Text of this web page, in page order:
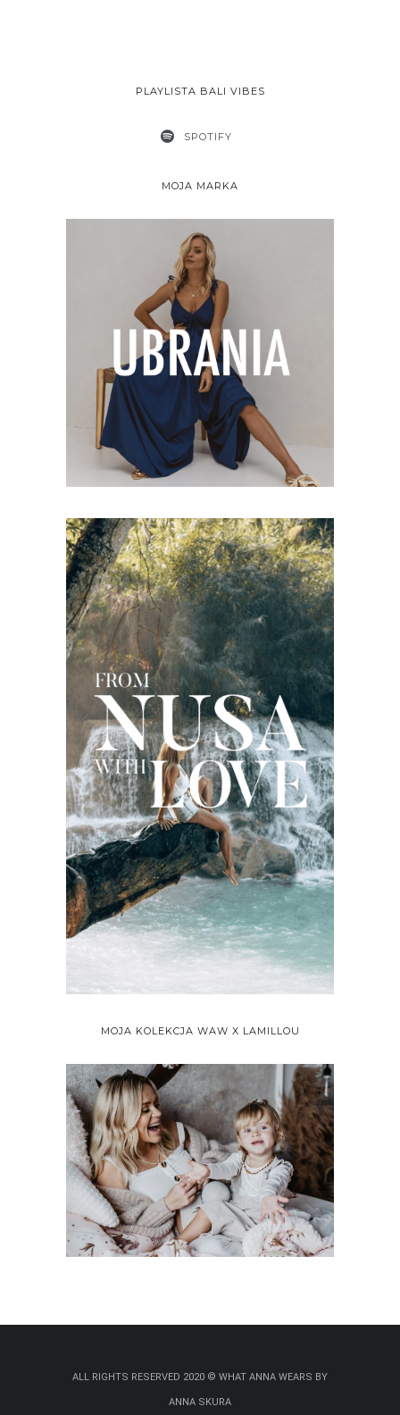
PLAYLISTA BALI VIBES
SPOTIFY
MOJA MARKA
MOJA KOLEKCJA WAW X LAMILLOU
ALL RIGHTS RESERVED 2020 © WHAT ANNA WEARS BY
ANNA SKURA